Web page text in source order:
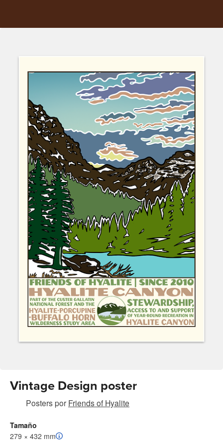
Vintage Design poster
Posterspor Friends of Hyalite
Tamaño
279 × 432 mm